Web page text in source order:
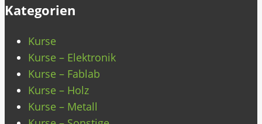
Kategorien
Kurse
Kurse – Elektronik
Kurse – Fablab
Kurse – Holz
Kurse – Metall